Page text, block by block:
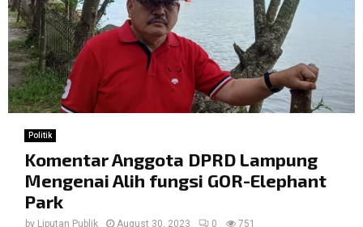
Politik
Komentar Anggota DPRD Lampung
Mengenai Alih fungsi GOR-Elephant
Park
by Liputan Publik August 30, 2023 0 751